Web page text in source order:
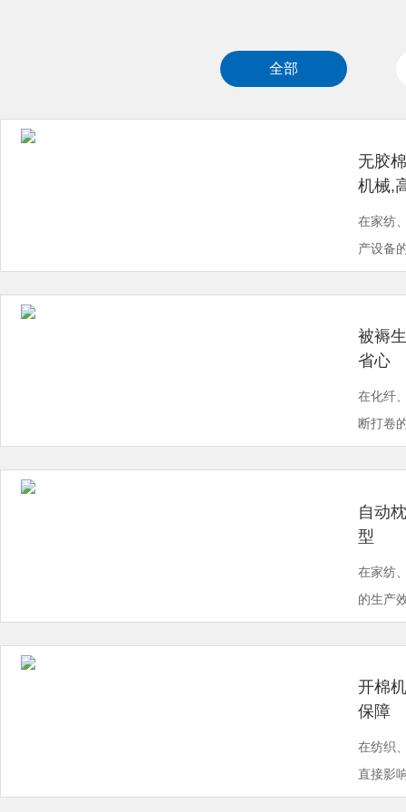
全部
无胶
机械,
在家纺
产设备
被褥
省心
在化纤
断打卷
自动
型
在家纺
的生产
开棉
保障
在纺织
直接影